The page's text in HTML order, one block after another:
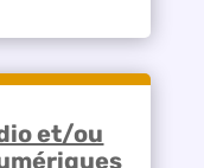
et/ou